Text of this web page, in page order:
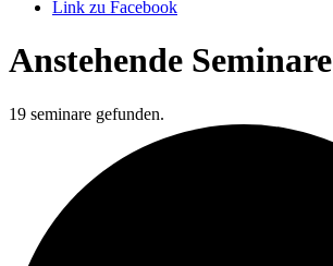
Link zu Facebook
Anstehende Seminare
19 seminare gefunden.